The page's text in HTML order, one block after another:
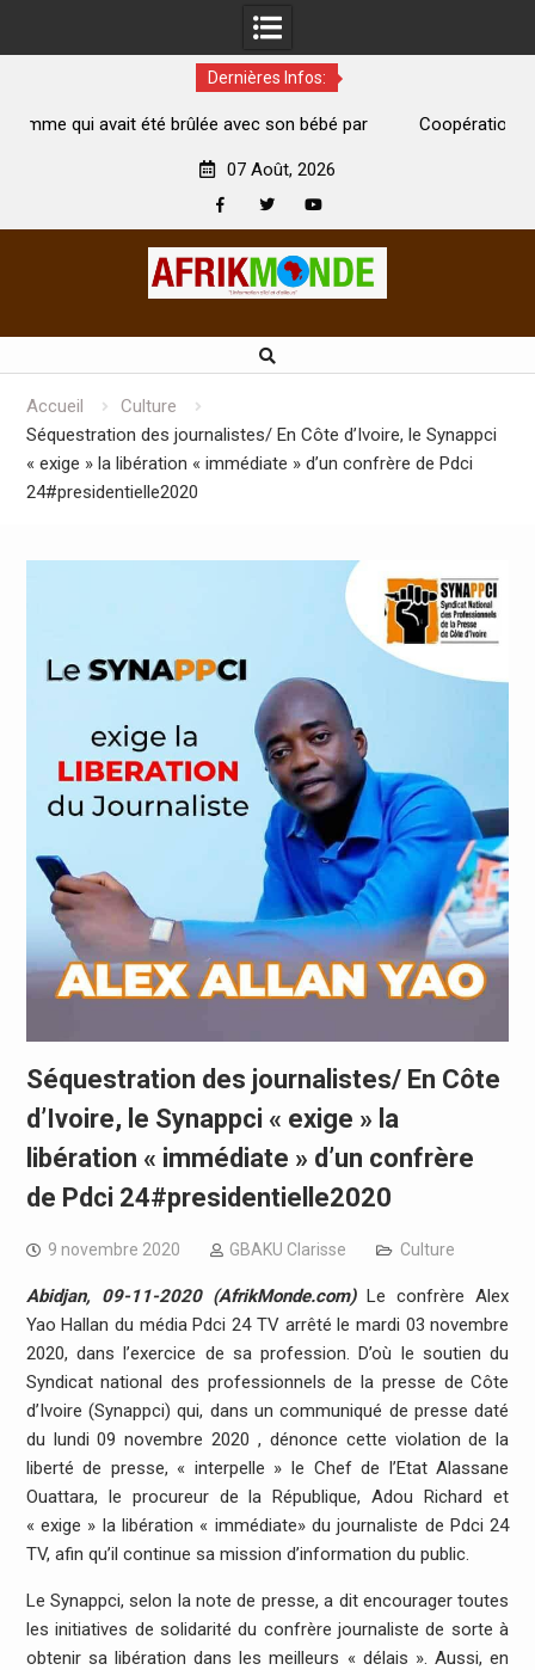
Dernières Infos:
son bébé par
Coopération: Le ministre Indien Kirti
07 Août, 2026
Accueil
Culture
Séquestration des journalistes/ En Côte d’Ivoire, le Synappci
« exige » la libération « immédiate » d’un confrère de Pdci
24#presidentielle2020
Séquestration des journalistes/ En Côte
d’Ivoire, le Synappci « exige » la
libération « immédiate » d’un confrère
de Pdci 24#presidentielle2020
9 novembre 2020 GBAKU Clarisse Culture
Abidjan, 09-11-2020 (AfrikMonde.com)Le confrère Alex
Yao Hallan du média Pdci 24 TV arrêté le mardi 03 novembre
2020, dans l’exercice de sa profession. D’où le soutien du
Syndicat national des professionnels de la presse de Côte
d’Ivoire (Synappci) qui, dans un communiqué de presse daté
du lundi 09 novembre 2020 , dénonce cette violation de la
liberté de presse, « interpelle » le Chef de l’Etat Alassane
Ouattara, le procureur de la République, Adou Richard et
« exige » la libération « immédiate» du journaliste de Pdci 24
TV, afin qu’il continue sa mission d’information du public.
Le Synappci, selon la note de presse, a dit encourager toutes
les initiatives de solidarité du confrère journaliste de sorte à
obtenir sa libération dans les meilleurs « délais ». Aussi, en